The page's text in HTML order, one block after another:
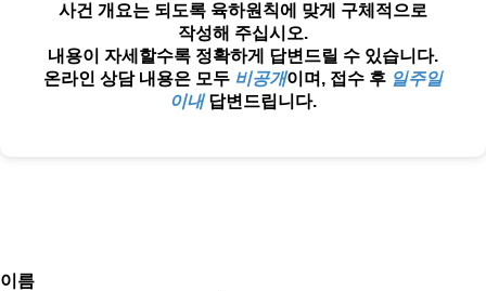
사건 개요는 되도록 육하원칙에 맞게 구체적으로
작성해 주십시오.
내용이 자세할수록 정확하게 답변드릴 수 있습니다.
온라인 상담 내용은 모두 비공개이며, 접수 후 일주일
이내답변드립니다.
이름